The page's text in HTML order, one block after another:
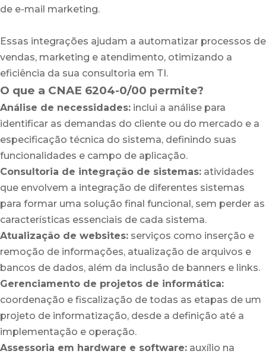
de e-mail marketing.
Essas integrações ajudam a automatizar processos de
vendas, marketing e atendimento, otimizando a
eficiência da sua consultoria em TI.
O que a CNAE 6204-0/00 permite?
Análise de necessidades: inclui a análise para
identificar as demandas do cliente ou do mercado e a
especificação técnica do sistema, definindo suas
funcionalidades e campo de aplicação.
Consultoria de integração de sistemas: atividades
que envolvem a integração de diferentes sistemas
para formar uma solução final funcional, sem perder as
características essenciais de cada sistema.
Atualização de websites: serviços como inserção e
remoção de informações, atualização de arquivos e
bancos de dados, além da inclusão de banners e links.
Gerenciamento de projetos de informática:
coordenação e fiscalização de todas as etapas de um
projeto de informatização, desde a definição até a
implementação e operação.
Assessoria em hardware e software: auxílio na